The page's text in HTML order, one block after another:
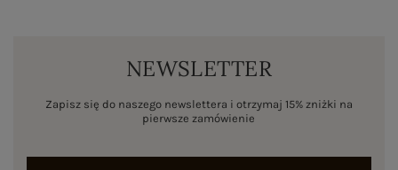
NEWSLETTER
Zapisz się do naszego newslettera i otrzymaj 15% zniżki na
pierwsze zamówienie